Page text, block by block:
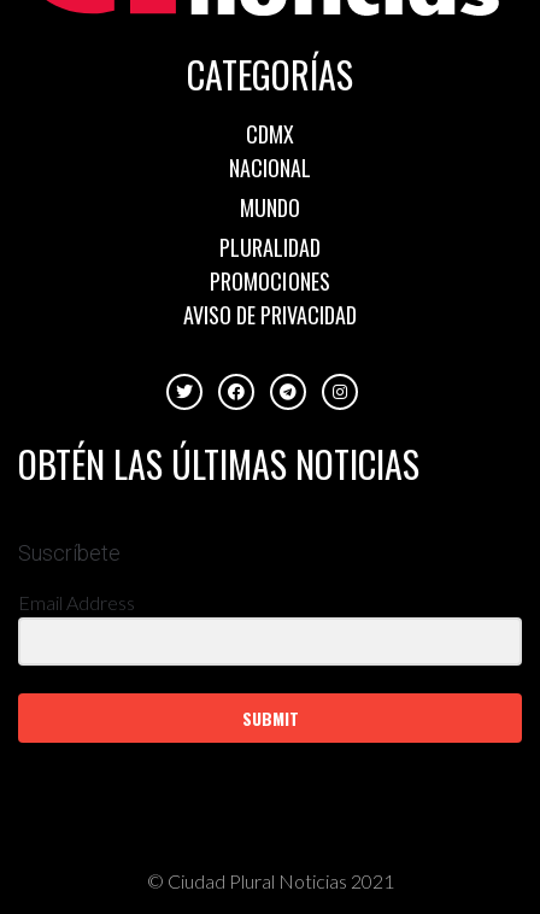
CATEGORÍAS
CDMX
NACIONAL
MUNDO
PLURALIDAD
PROMOCIONES
AVISO DE PRIVACIDAD
OBTÉN LAS ÚLTIMAS NOTICIAS
Suscríbete
Email Address
SUBMIT
© Ciudad Plural Noticias 2021